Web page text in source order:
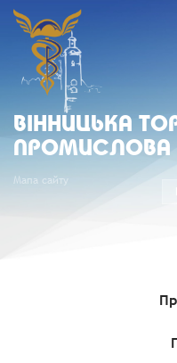
ВIННИЦЬКА
ПРОМИСЛОВА
Мапа сайту
Комерційні